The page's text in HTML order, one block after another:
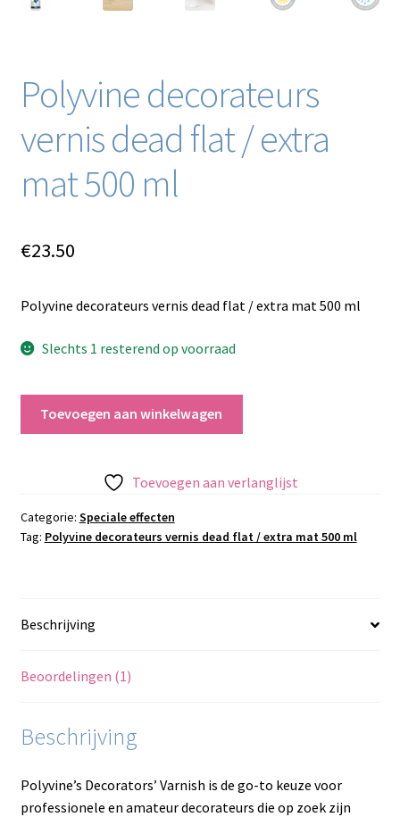
Polyvine decorateurs
vernis dead flat / extra
mat 500 ml
€23.50
Polyvine decorateurs vernis dead flat / extra mat 500 ml
Slechts 1 resterend op voorraad
decorateurs
/
extra
aantal
Toevoegen aan winkelwagen
Toevoegen aan verlanglijst
Categorie: Speciale effecten
Tag: Polyvine decorateurs vernis dead flat / extra mat 500 ml
Beschrijving
Beoordelingen (1)
Beschrijving
Polyvine’s Decorators’ Varnish is de go-to keuze voor
professionele en amateur decorateurs die op zoek zijn